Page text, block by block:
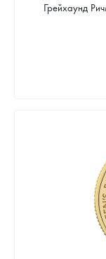
Грейхаунд